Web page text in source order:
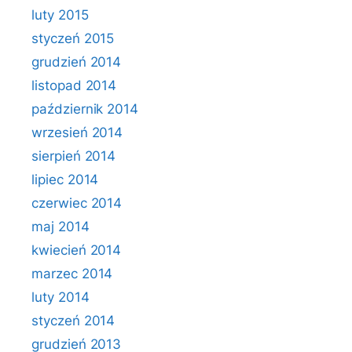
luty 2015
styczeń 2015
grudzień 2014
listopad 2014
październik 2014
wrzesień 2014
sierpień 2014
lipiec 2014
czerwiec 2014
maj 2014
kwiecień 2014
marzec 2014
luty 2014
styczeń 2014
grudzień 2013